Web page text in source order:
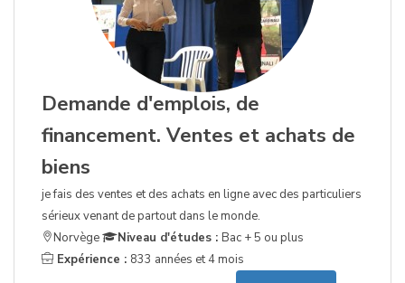
Demande d'emplois, de
financement. Ventes et achats de
biens
je fais des ventes et des achats en ligne avec des particuliers
sérieux venant de partout dans le monde.
Norvège
Niveau d'études : Bac + 5 ou plus
Expérience : 833 années et 4 mois